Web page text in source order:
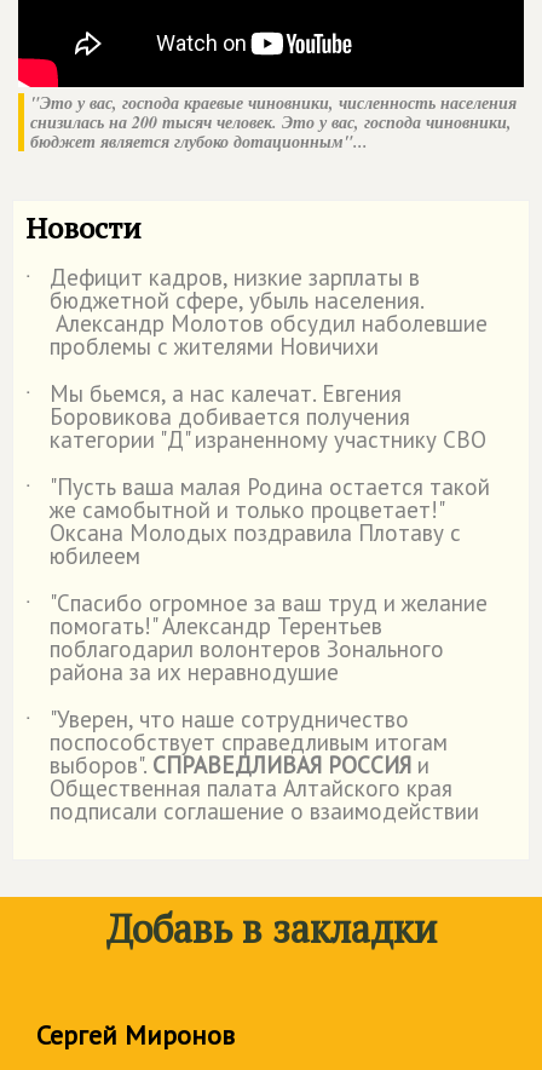
"Это у вас, господа краевые чиновники, численность населения
снизилась на 200 тысяч человек. Это у вас, господа чиновники,
бюджет является глубоко дотационным"...
Новости
˙ Дефицит кадров, низкие зарплаты в
бюджетной сфере, убыль населения.
Александр Молотов обсудил наболевшие
проблемы с жителями Новичихи
˙
Мы бьемся, а нас калечат. Евгения
Боровикова добивается получения
категории "Д" израненному участнику СВО
˙
"Пусть ваша малая Родина остается такой
же самобытной и только процветает!"
Оксана Молодых поздравила Плотаву с
юбилеем
˙
"Спасибо огромное за ваш труд и желание
помогать!" Александр Терентьев
поблагодарил волонтеров Зонального
района за их неравнодушие
˙
"Уверен, что наше сотрудничество
поспособствует справедливым итогам
выборов". СПРАВЕДЛИВАЯ РОССИЯ и
Общественная палата Алтайского края
подписали соглашение о взаимодействии
Добавь в закладки
Сергей Миронов